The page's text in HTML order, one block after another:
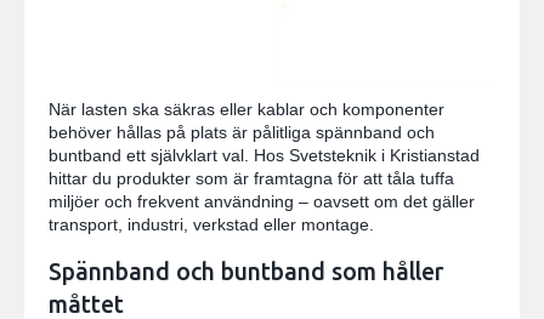
När lasten ska säkras eller kablar och komponenter
behöver hållas på plats är pålitliga spännband och
buntband ett självklart val. Hos Svetsteknik i Kristianstad
hittar du produkter som är framtagna för att tåla tuffa
miljöer och frekvent användning – oavsett om det gäller
transport, industri, verkstad eller montage.
Spännband och buntband som håller
måttet